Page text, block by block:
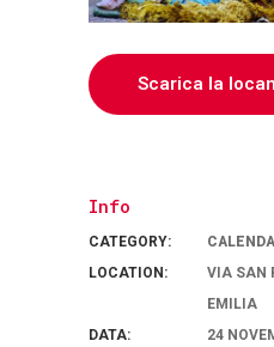
Scarica la
Info
CATEGORY:
LOCATION:
VIA SAN
EMILIA
DATA:
24